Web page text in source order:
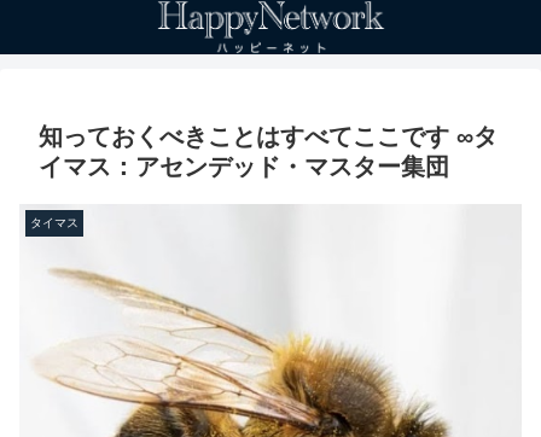
知っておくべきことはすべてここです ∞タ
イマス：アセンデッド・マスター集団
タイマス